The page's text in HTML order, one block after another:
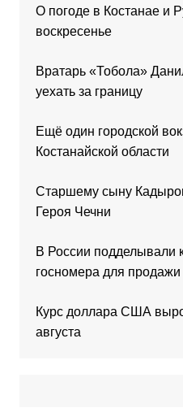
О погоде в Костанае и
воскресенье
Вратарь «Тобола»
уехать за границу
Ещё один городской
Костанайской области
Старшему сыну
Героя Чечни
В России подделывали
госномера для продажи
Курс доллара США
августа